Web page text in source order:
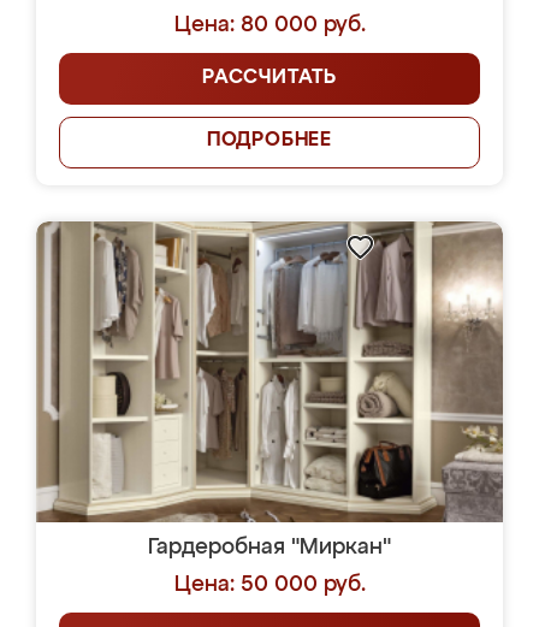
Цена: 80 000 руб.
РАССЧИТАТЬ
ПОДРОБНЕЕ
Гардеробная "Миркан"
Цена: 50 000 руб.